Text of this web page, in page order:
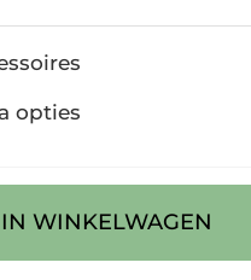
opties
IN WINKELWAGEN